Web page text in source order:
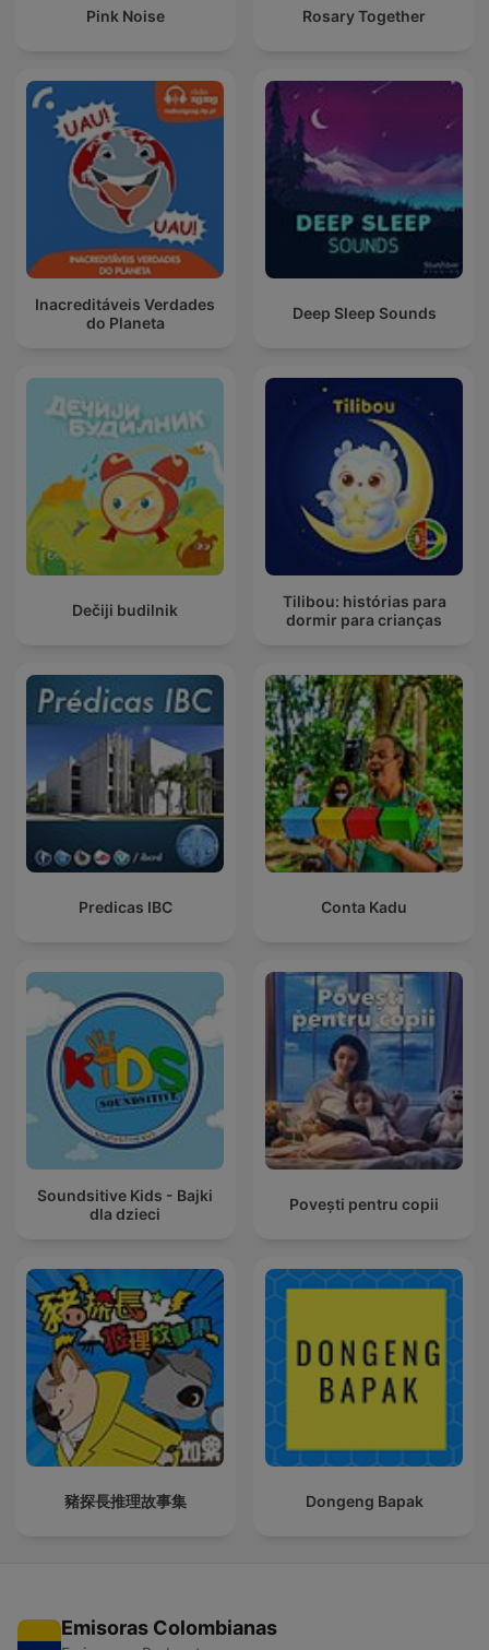
Pink Noise Rosary Together
Inacreditáveis Verdades
do Planeta
Deep Sleep Sounds
Dečiji budilnik
Tilibou: histórias para
dormir para crianças
Predicas IBC Conta Kadu
Soundsitive Kids - Bajki
dla dzieci
Povești pentru copii
豬探長推理故事集 Dongeng Bapak
Emisoras Colombianas